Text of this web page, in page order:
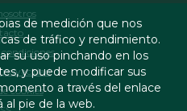
privacidad
cookies
de medición que nos
de tráfico y rendimiento.
su uso pinchando en los
y puede modificar sus
a través del enlace
al pie de la web.